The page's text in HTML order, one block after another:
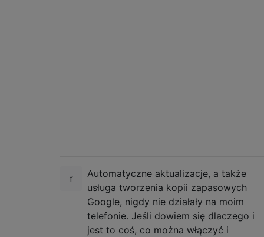
Automatyczne aktualizacje, a także
usługa tworzenia kopii zapasowych
Google, nigdy nie działały na moim
telefonie. Jeśli dowiem się dlaczego i
jest to coś, co można włączyć i